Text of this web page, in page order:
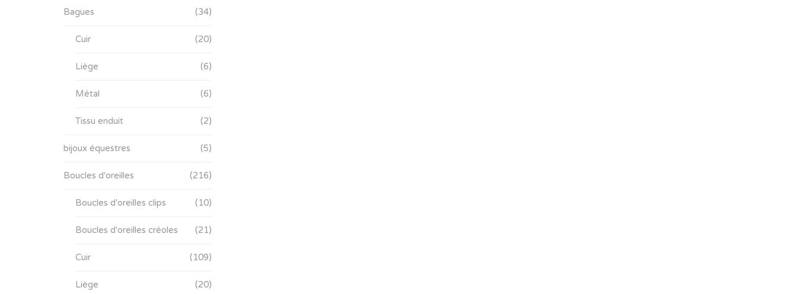
Bagues (34)
Cuir (20)
Liège (6)
Métal (6)
Tissu enduit (2)
bijoux équestres (5)
Boucles d'oreilles (216)
Boucles d'oreilles clips (10)
Boucles d'oreilles créoles (21)
Cuir (109)
Liège (20)